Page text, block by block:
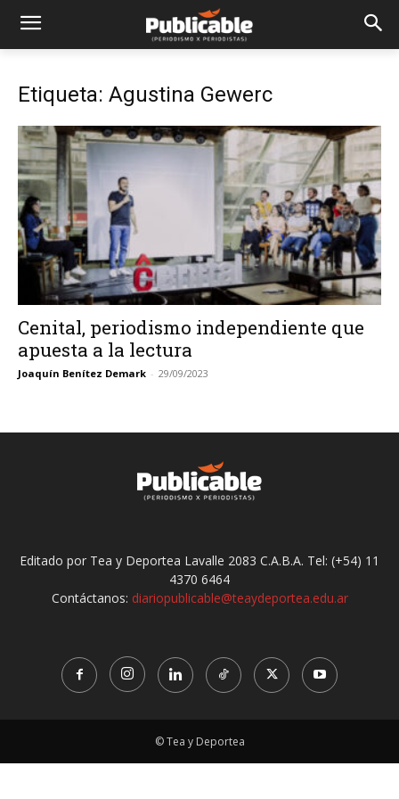
Etiqueta: Agustina Gewerc
Cenital, periodismo independiente que
apuesta a la lectura
Joaquín Benítez Demark - 29/09/2023
Editado por Tea y Deportea Lavalle 2083 C.A.B.A. Tel: (+54) 11
4370 6464
Contáctanos: diariopublicable@teaydeportea.edu.ar
© Tea y Deportea